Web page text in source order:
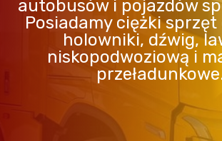
autobusów i pojazdów
Posiadamy ciężki
holowniki, dźwig,
niskopodwoziową i